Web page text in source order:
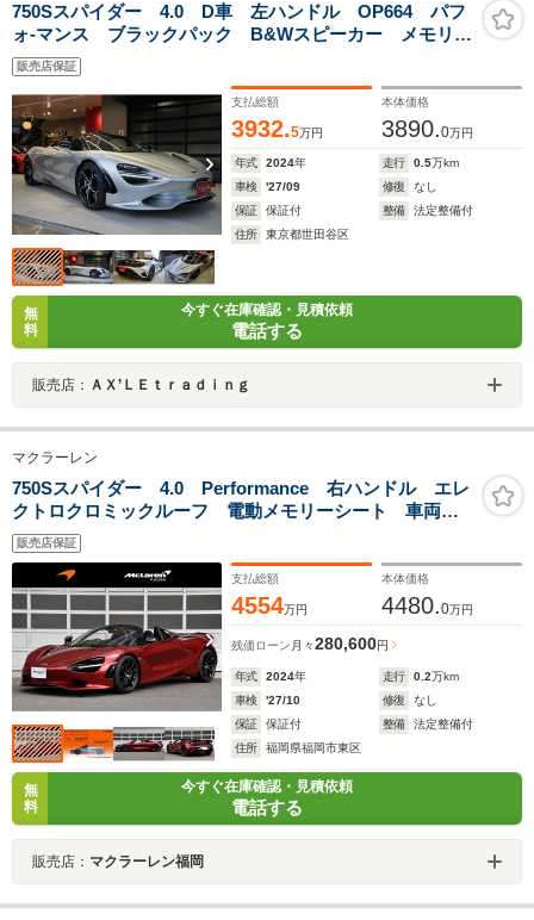
750Sスパイダー 4.0 D車 左ハンドル OP664 パフ
ォ-マンス ブラックパック B&Wスピーカー メモリー
付きパワーシート フロントフェンダー&ルーバーボディ
カラーペイント 新車保証継承
販売店保証
支払総額
3932.5万円
本体価格
3890.0万円
年式 2024年 走行 0.5万km
車検
'27/09 修復
なし
保証
保証付 整備
法定整備付
住所
東京都世田谷区
無
料
今すぐ在庫確認・見積依頼
電話する
販売店： ＡＸ’ＬＥｔｒａｄｉｎｇ
マクラーレン
750Sスパイダー 4.0 Performance 右ハンドル エレ
クトロクロミックルーフ 電動メモリーシート 車両リ
フト
販売店保証
支払総額
4554万円
本体価格
4480.0万円
残価ローン 月々280,600円
年式 2024年 走行 0.2万km
車検
'27/10 修復
なし
保証
保証付 整備
法定整備付
住所
福岡県福岡市東区
無
料
今すぐ在庫確認・見積依頼
電話する
販売店： マクラーレン福岡